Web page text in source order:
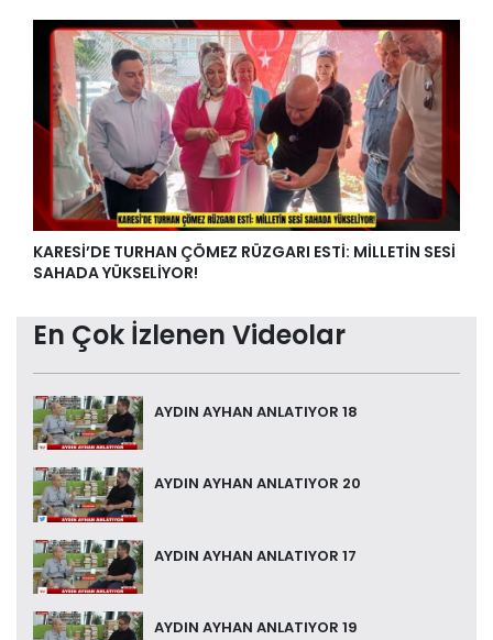
KARESİ’DE TURHAN ÇÖMEZ RÜZGARI ESTİ: MİLLETİN SESİ
SAHADA YÜKSELİYOR!
En Çok İzlenen Videolar
AYDIN AYHAN ANLATIYOR 18
AYDIN AYHAN ANLATIYOR 20
AYDIN AYHAN ANLATIYOR 17
AYDIN AYHAN ANLATIYOR 19